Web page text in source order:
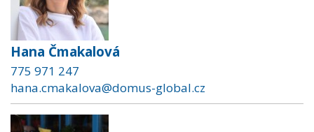
Hana Čmakalová
775 971 247
hana.cmakalova@domus-global.cz